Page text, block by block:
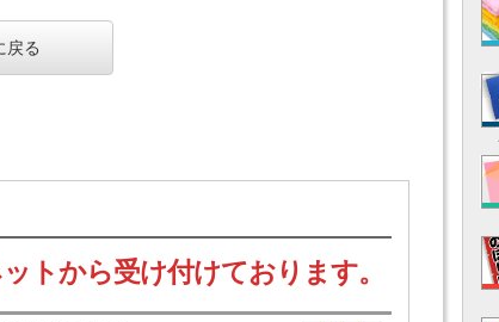
戻る
トから受け付けております。